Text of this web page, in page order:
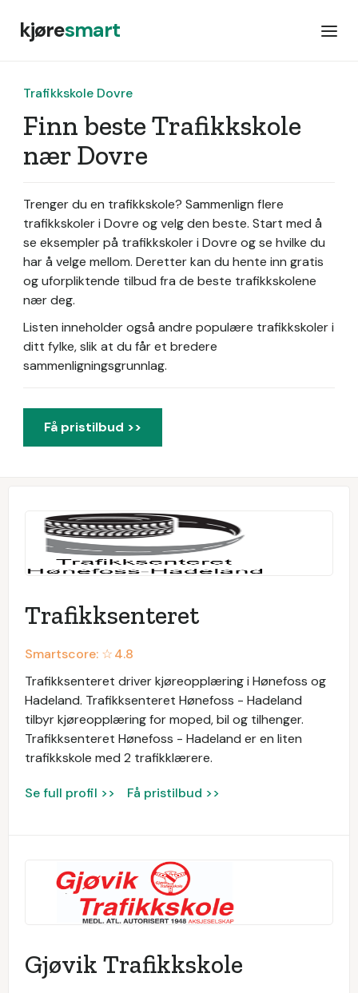
kjøresmart
Trafikkskole Dovre
Finn beste Trafikkskole
nær Dovre
Trenger du en trafikkskole? Sammenlign flere
trafikkskoler i Dovre og velg den beste. Start med å
se eksempler på trafikkskoler i Dovre og se hvilke du
har å velge mellom. Deretter kan du hente inn gratis
og uforpliktende tilbud fra de beste trafikkskolene
nær deg.
Listen inneholder også andre populære trafikkskoler i
ditt fylke, slik at du får et bredere
sammenligningsgrunnlag.
Få pristilbud >>
Trafikksenteret
Smartscore: ☆4.8
Trafikksenteret driver kjøreopplæring i Hønefoss og
Hadeland. Trafikksenteret Hønefoss - Hadeland
tilbyr kjøreopplæring for moped, bil og tilhenger.
Trafikksenteret Hønefoss - Hadeland er en liten
trafikkskole med 2 trafikklærere.
Se full profil >> Få pristilbud >>
Gjøvik Trafikkskole